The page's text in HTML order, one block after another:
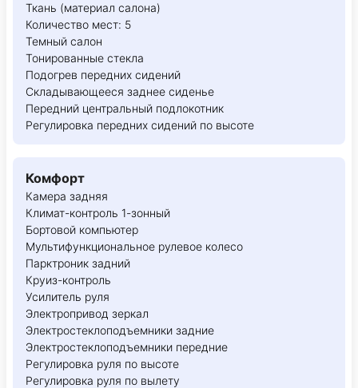
Ткань (материал салона)
Количество мест: 5
Темный салон
Тонированные стекла
Подогрев передних сидений
Складывающееся заднее сиденье
Передний центральный подлокотник
Регулировка передних сидений по высоте
Комфорт
Камера задняя
Климат-контроль 1-зонный
Бортовой компьютер
Мультифункциональное рулевое колесо
Парктроник задний
Круиз-контроль
Усилитель руля
Электропривод зеркал
Электростеклоподъемники задние
Электростеклоподъемники передние
Регулировка руля по высоте
Регулировка руля по вылету